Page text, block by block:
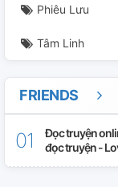
Phiêu Lưu
Tâm Linh
FRIENDS
Đọc truyện
đọc truyện -